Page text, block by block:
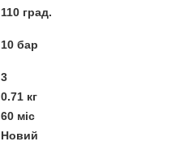
110 град.
10 бар
3
0.71 кг
60 міс
Новий